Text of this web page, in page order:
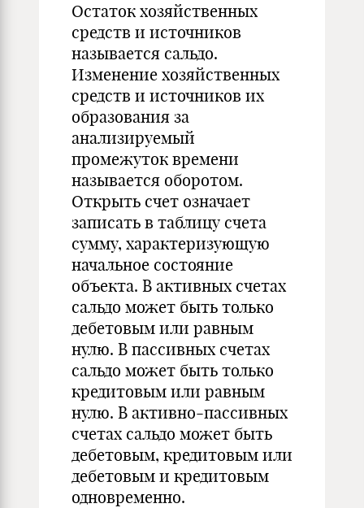
Остаток хозяйственных
средств и источников
называется сальдо.
Изменение хозяйственных
средств и источников их
образования за
анализируемый
промежуток времени
называется оборотом.
Открыть счет означает
записать в таблицу счета
сумму, характеризующую
начальное состояние
объекта. В активных счетах
сальдо может быть только
дебетовым или равным
нулю. В пассивных счетах
сальдо может быть только
кредитовым или равным
нулю. В активно-пассивных
счетах сальдо может быть
дебетовым, кредитовым или
дебетовым и кредитовым
одновременно.